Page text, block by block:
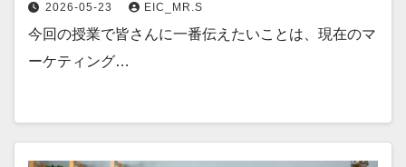
2026-05-23 EIC_MR.S
今回の授業で皆さんに一番伝えたいことは、現在のマ
ーケティング…